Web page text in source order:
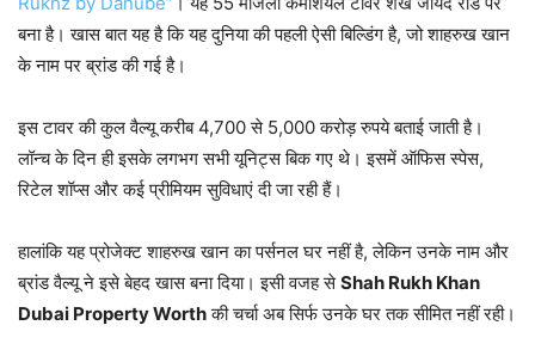
बना है। खास बात यह है कि यह दुनिया की पहली ऐसी बिल्डिंग है, जो शाहरुख खान
के नाम पर ब्रांड की गई है।
इस टावर की कुल वैल्यू करीब 4,700 से 5,000 करोड़ रुपये बताई जाती है।
लॉन्च के दिन ही इसके लगभग सभी यूनिट्स बिक गए थे। इसमें ऑफिस स्पेस,
रिटेल शॉप्स और कई प्रीमियम सुविधाएं दी जा रही हैं।
हालांकि यह प्रोजेक्ट शाहरुख खान का पर्सनल घर नहीं है, लेकिन उनके नाम और
ब्रांड वैल्यू ने इसे बेहद खास बना दिया। इसी वजह सेShah Rukh Khan
Dubai Property Worthकी चर्चा अब सिर्फ उनके घर तक सीमित नहीं रही।